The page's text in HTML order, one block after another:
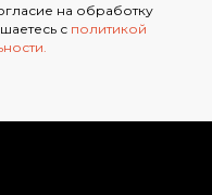
на обработку
с политикой